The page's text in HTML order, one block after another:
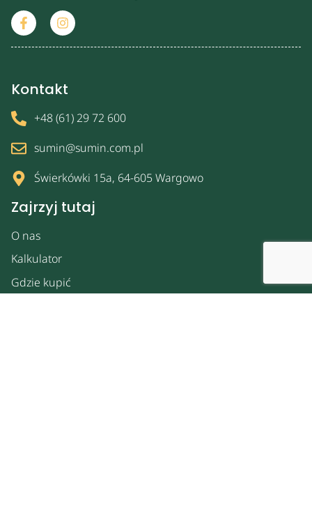
Zajrzyj tutaj
O nas
Kalkulator
Gdzie kupić
Kontakt
+48 (61) 29 72 600
sumin@sumin.com.pl
Świerkówki 15a, 64-605 Wargowo